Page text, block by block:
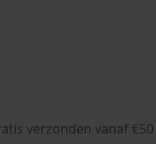
verzonden vanaf €50